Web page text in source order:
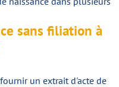
sans filiation à
un extrait d'acte de